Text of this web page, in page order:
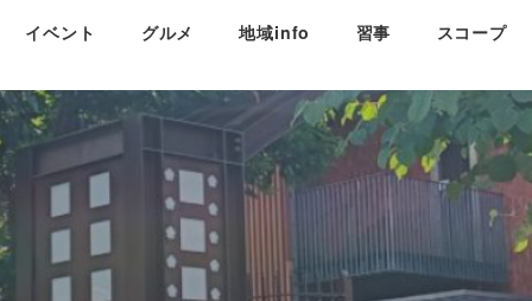
イベント グルメ 地域info 習事 スコープ